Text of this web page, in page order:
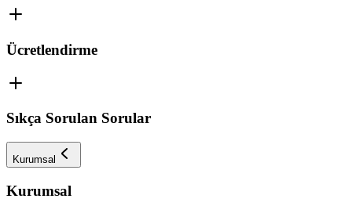
Ücretlendirme
Sıkça Sorulan Sorular
Kurumsal
Kurumsal